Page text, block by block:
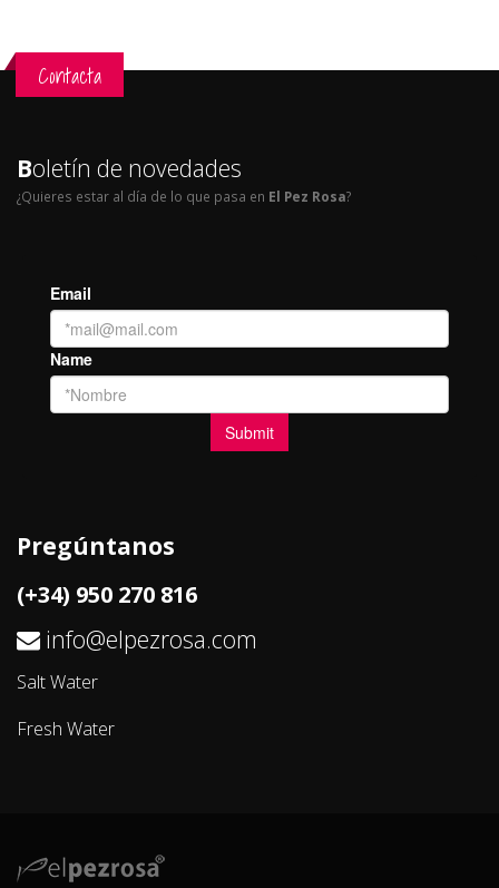
Contacta
Boletín de novedades
¿Quieres estar al día de lo que pasa en El Pez Rosa?
Pregúntanos
(+34) 950 270 816
info@elpezrosa.com
Salt Water
Fresh Water